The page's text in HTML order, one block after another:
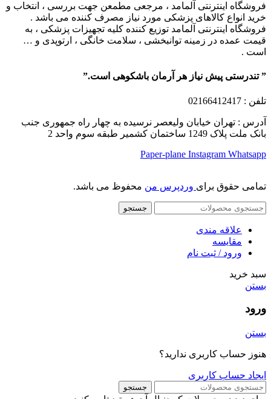
فروشگاه اینترنتی آلمامد ، مرجعی مطمعن جهت بررسی ، انتخاب و
خرید انواع کالاهای پزشکی مورد نیاز مصرف کننده می باشد .
فروشگاه اینترنتی آلمامد توزیع کننده کلیه تجهیزات پزشکی ، به
قیمت عمده در زمینه توانبخشی ، سلامت خانگی ، ارتوپدی و …
است .
” تندرستی پیش نیاز هر آرمان باشکوهی است.”
تلفن : 02166412417
آدرس : تهران خیابان ولیعصر نرسیده به چهار راه جمهوری جنب
بانک ملت پلاک 1249 ساختمان کشمیر طبقه سوم واحد 2
Paper-plane Instagram Whatsapp
تمامی حقوق برای وردپرس من محفوظ می باشد.
جستجو
علاقه مندی
مقایسه
ورود / ثبت نام
سبد خرید
بستن
ورود
بستن
هنوز حساب کاربری ندارید؟
ایجاد حساب کاربری
جستجو